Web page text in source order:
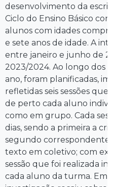
desenvolvimento da
Ciclo do Ensino Básico
alunos com idades
e sete anos de idade. A
entre janeiro e junho de
2023/2024. Ao longo dos
ano, foram planificadas,
refletidas seis sessões
de perto cada aluno
como em grupo. Cada
dias, sendo a primeira a
segundo correspondente
texto em coletivo; com
sessão que foi realizada
cada aluno da turma. Em